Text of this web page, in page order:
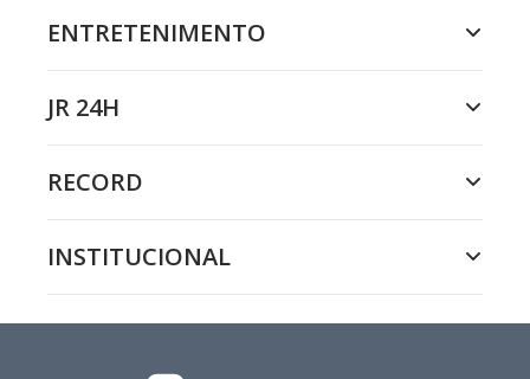
ENTRETENIMENTO
JR 24H
RECORD
INSTITUCIONAL